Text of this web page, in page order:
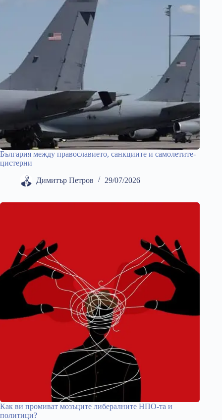
България между православието, санкциите и самолетите-
цистерни
Димитър Петров 29/07/2026
Как ви промиват мозъците либералните НПО-та и
политици?